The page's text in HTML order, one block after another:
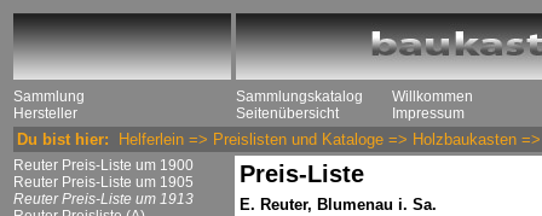
Sammlung
Hersteller
Sammlungskatalog
Seitenübersicht
Willkommen
Impressum
Du bist hier: Helferlein => Preislisten und Kataloge => Holzbaukasten
Reuter Preis-Liste um 1900
Reuter Preis-Liste um 1905
Reuter Preis-Liste um 1913
Preis-Liste
E. Reuter, Blumenau i. Sa.